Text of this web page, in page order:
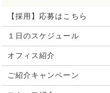
【採用】応募はこちら
１日のスケジュール
オフィス紹介
ご紹介キャンペーン